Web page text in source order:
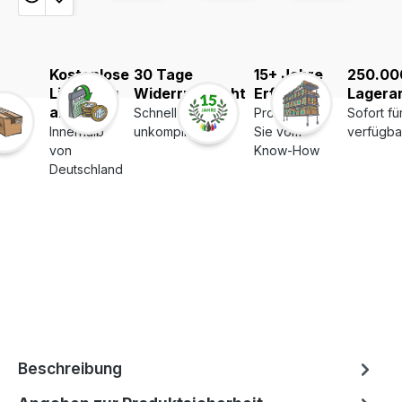
Kostenlose
Lieferung
ab 39€
Innerhalb
von
Deutschland
30 Tage
Widerrufsrecht
Schnell und
unkompliziert
15+ Jahre
Erfahrung
Profitieren
Sie vom
Know-How
Sofort
Beschreibung